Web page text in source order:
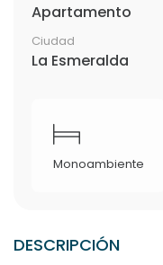
Apartamento
Ciudad
La Esmeralda
Monoambiente
DESCRIPCIÓN